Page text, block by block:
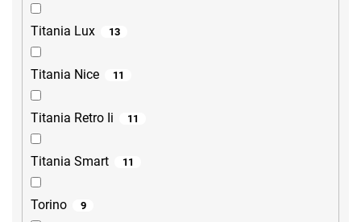
Titania Lux 13
Titania Nice 11
Titania Retro Ii 11
Titania Smart 11
Torino 9